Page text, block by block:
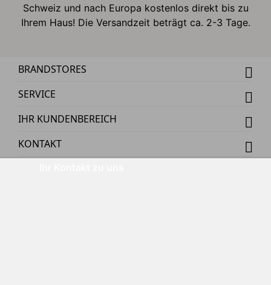
Schweiz und nach Europa kostenlos direkt bis zu
Ihrem Haus! Die Versandzeit beträgt ca. 2-3 Tage.
BRANDSTORES
SERVICE
IHR KUNDENBEREICH
KONTAKT